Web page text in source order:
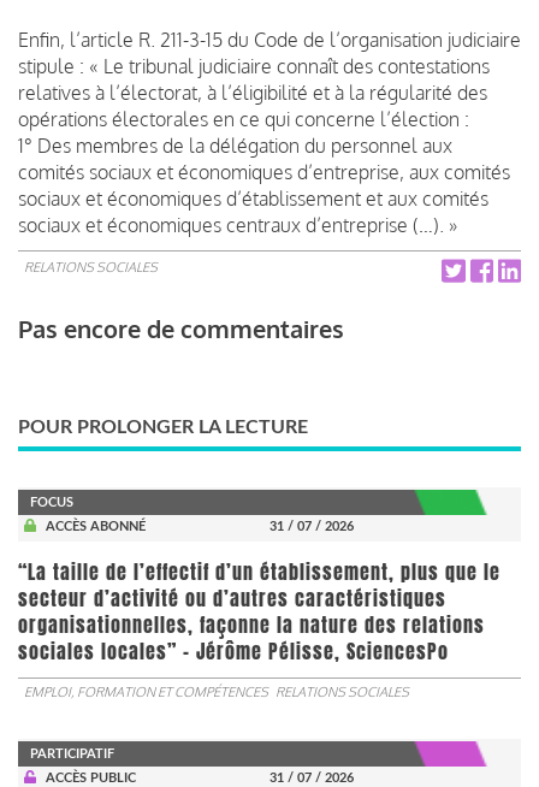
Enfin, l’article R. 211-3-15 du Code de l’organisation judiciaire
stipule : « Le tribunal judiciaire connaît des contestations
relatives à l’électorat, à l’éligibilité et à la régularité des
opérations électorales en ce qui concerne l’élection :
1° Des membres de la délégation du personnel aux
comités sociaux et économiques d’entreprise, aux comités
sociaux et économiques d’établissement et aux comités
sociaux et économiques centraux d’entreprise (…). »
RELATIONS SOCIALES
Pas encore de commentaires
POUR PROLONGER LA LECTURE
FOCUS
ACCÈS ABONNÉ
31 / 07 / 2026
“La taille de l’effectif d’un établissement, plus que le
secteur d’activité ou d’autres caractéristiques
organisationnelles, façonne la nature des relations
sociales locales” - Jérôme Pélisse, SciencesPo
EMPLOI, FORMATION ET COMPÉTENCES RELATIONS SOCIALES
PARTICIPATIF
ACCÈS PUBLIC
31 / 07 / 2026